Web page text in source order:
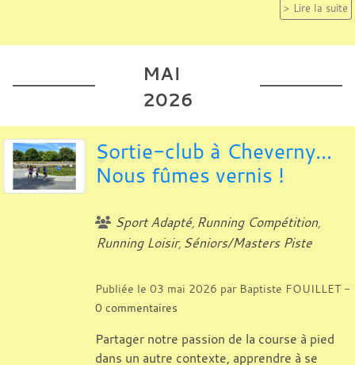
Lire la suite
MAI
2026
Sortie-club à Cheverny...
Nous fûmes vernis !
Sport Adapté Running Compétition
Running Loisir Séniors/Masters Piste
Publiée le 03 mai 2026 par Baptiste FOUILLET -
0 commentaires
Partager notre passion de la course à pied
dans un autre contexte, apprendre à se